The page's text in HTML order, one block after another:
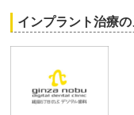
インプラント治療